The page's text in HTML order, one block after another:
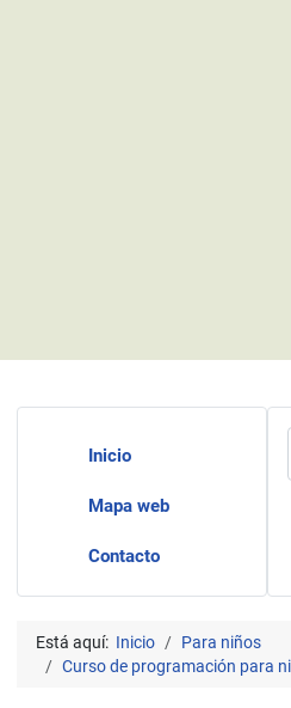
Inicio
Mapa web
Contacto
Está aquí: Inicio
Para niños
Curso de programación para